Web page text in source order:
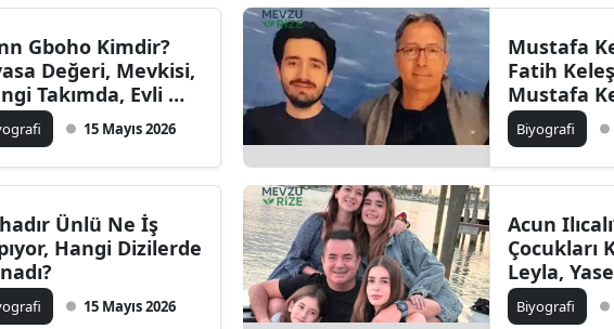
Gboho Kimdir?
Değeri, Mevkisi,
Takımda, Evli mi,
Yaşında?15 Mayıs 2026
Mustafa
Fatih
Mustafa
Yaşında,
Biyografi
Ünlü Ne İş
Hangi Dizilerde
15 Mayıs 2026
Acun
Çocukları
Leyla,
Melisa
Yaşında,
Biyografi